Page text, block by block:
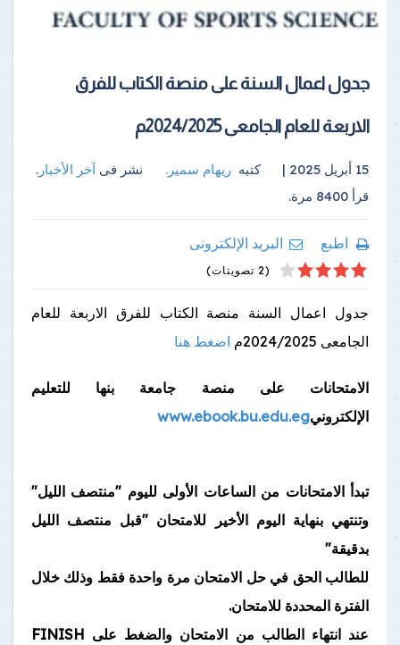
جدول اعمال السنة على منصة الكتاب للفرق
الاربعة للعام الجامعى 2024/2025م
15 أبريل 2025 | كتبهريهام سمير. نشر فى آخر الأخبار .
قرأ 8400 مرة.
اطبع
البريد الإلكترونى
1
2
3
4
5 (2 تصويتات)
جدول اعمال السنة منصة الكتاب للفرق الاربعة للعام
الجامعى 2024/2025م
اضغط هنا
الامتحانات على منصة جامعة بنها للتعليم
الإلكترونيwww.ebook.bu.edu.eg
تبدأ الامتحانات من الساعات الأولى لليوم "منتصف الليل"
وتنتهي بنهاية اليوم الأخير للامتحان "قبل منتصف الليل
بدقيقة"
للطالب الحق في حل الامتحان مرة واحدة فقط وذلك خلال
الفترة المحددة للامتحان.
عند انتهاء الطالب من الامتحان والضغط على FINISH